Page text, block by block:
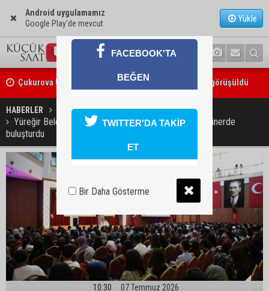
Android uygulamamız
Google Play'de mevcut
Yükle
Çukurova Üniversitesi’nde Ar-Ge ve sanayi iş birliği görüşüldü
Seyhan’da gıda işletmelerine sıkı denetim
HABERLER GÜNDEM
Yüreğir Belediyesi KPSS ve MEB-AGS adaylarını seminerde
buluşturdu
10:30 07 Temmuz 2026
FACEBOOK'TA
BEĞEN
TWITTER'DA TAKİP
ET
Bir Daha Gösterme